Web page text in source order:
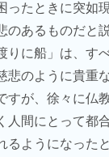
ったときに突如
のあるものだと
りに船」は、す
悲のように貴重
すが、徐々に仏
人間にとって都
るようになった